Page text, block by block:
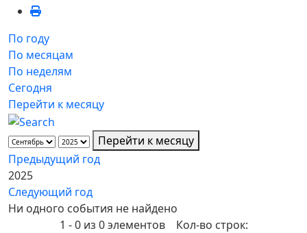
По году
По месяцам
По неделям
Сегодня
Перейти к месяцу
Перейти к месяцу
Предыдущий год
2025
Следующий год
Ни одного события не найдено
Pagination List Limit
1 - 0 из 0 элементов Кол-во строк: